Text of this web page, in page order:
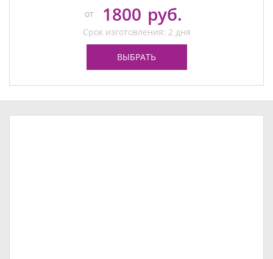
от 1800 руб.
Срок изготовления: 2 дня
ВЫБРАТЬ